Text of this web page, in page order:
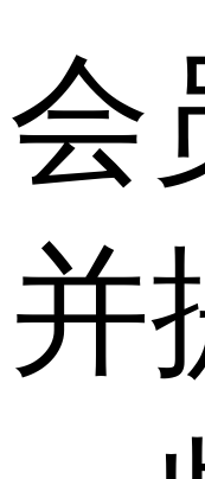
会
并